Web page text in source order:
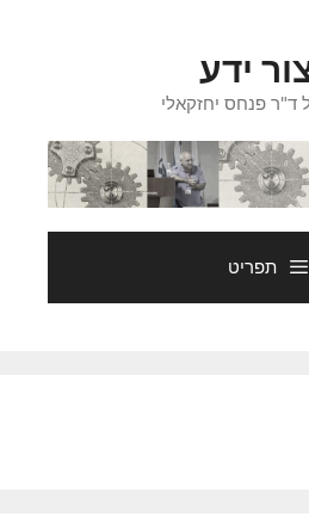
ידע
פנחס יחזקאלי
תפריט